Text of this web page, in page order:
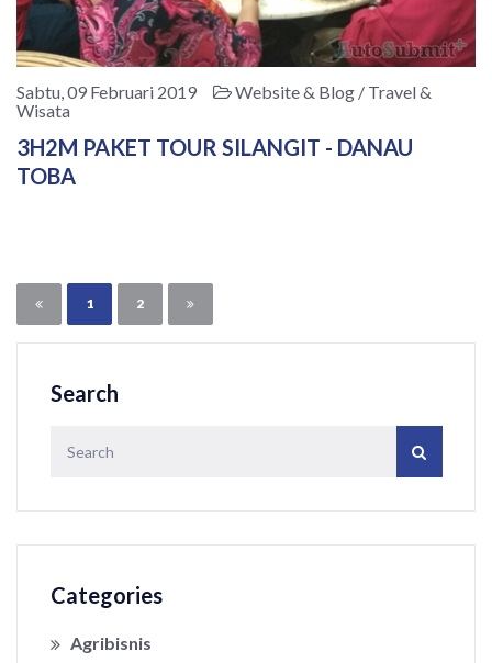
Sabtu, 09 Februari 2019
Website & Blog / Travel &
Wisata
3H2M PAKET TOUR SILANGIT - DANAU
TOBA
1 2
Search
Categories
Agribisnis